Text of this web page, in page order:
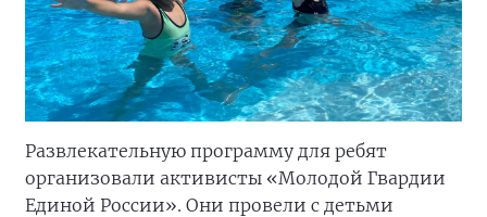
Развлекательную программу для ребят
организовали активисты «Молодой Гвардии
Единой России». Они провели с детьми